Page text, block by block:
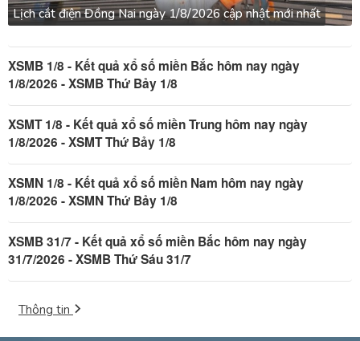
Lịch cắt điện Đồng Nai ngày 1/8/2026 cập nhật mới nhất
XSMB 1/8 - Kết quả xổ số miền Bắc hôm nay ngày
1/8/2026 - XSMB Thứ Bảy 1/8
XSMT 1/8 - Kết quả xổ số miền Trung hôm nay ngày
1/8/2026 - XSMT Thứ Bảy 1/8
XSMN 1/8 - Kết quả xổ số miền Nam hôm nay ngày
1/8/2026 - XSMN Thứ Bảy 1/8
XSMB 31/7 - Kết quả xổ số miền Bắc hôm nay ngày
31/7/2026 - XSMB Thứ Sáu 31/7
Thông tin